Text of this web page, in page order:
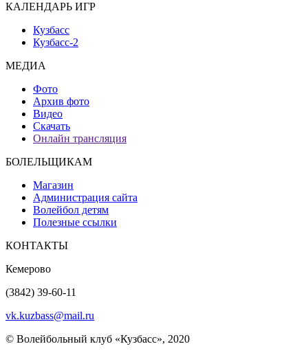
КАЛЕНДАРЬ ИГР
Кузбасс
Кузбасс-2
МЕДИА
Фото
Архив фото
Видео
Скачать
Онлайн трансляция
БОЛЕЛЬЩИКАМ
Магазин
Администрация сайта
Волейбол детям
Полезные ссылки
КОНТАКТЫ
Кемерово
(3842) 39-60-11
vk.kuzbass@mail.ru
© Волейбольный клуб «Кузбасс», 2020